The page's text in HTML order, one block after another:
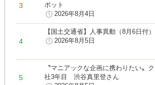
ポット
2026年8月4日
【国土交通省】人事異動（8月6日付）
2026年8月5日
〝マニアックな企画に携わりたい〟
社3年目 渋谷真里登さん